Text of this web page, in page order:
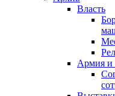
Власть
Армия и